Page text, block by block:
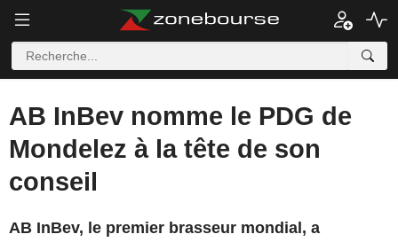
AB InBev nomme le PDG de
Mondelez à la tête de son
conseil
AB InBev, le premier brasseur mondial, a